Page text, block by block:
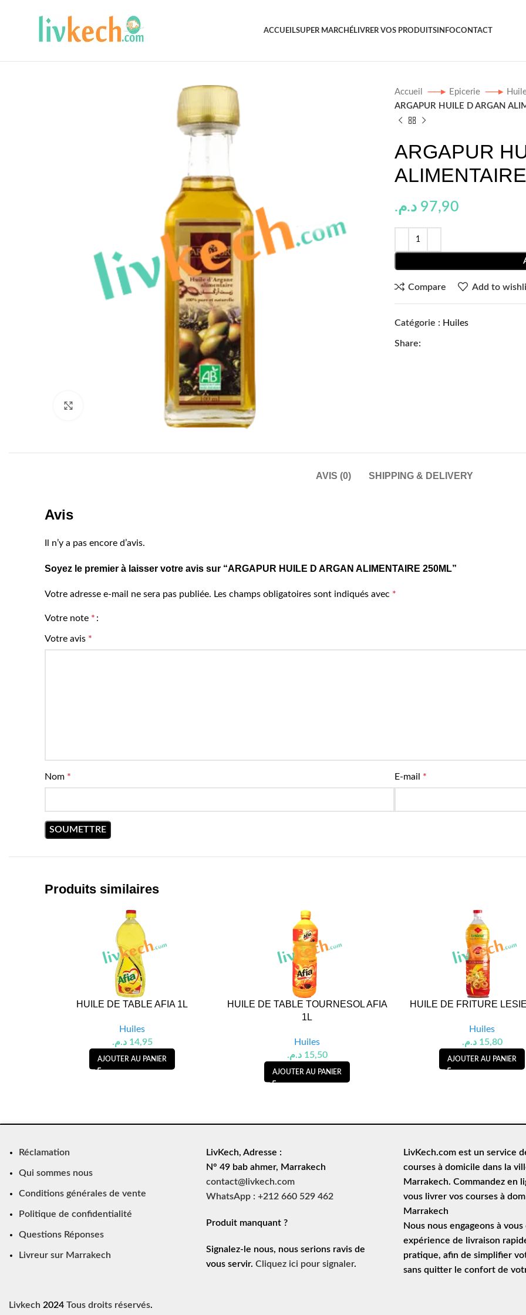
ACCUEILSUPER MARCHÉ LIVRER VOS PRODUITS INFOCONTACT
Accueil Epicerie
ARGAPUR HUILE D ARGAN
ARGAPUR
97,90 د.م.
Compare Add to
Catégorie : Huiles
Share:
AVIS (0) SHIPPING & DELIVERY
Avis
Il n’y a pas encore d’avis.
Soyez le premier à laisser votre avis sur “ARGAPUR HUILE D ARGAN ALIMENTAIRE 250ML”
Votre adresse e-mail ne sera pas publiée. Les champs obligatoires sont indiqués avec *
Votre note *
Votre avis *
Nom * E-mail *
Produits similaires
HUILE DE TABLE AFIA 1L
Huiles
14,95 د.م.
AJOUTER AU PANIER
HUILE DE TABLE TOURNESOL AFIA
1L
Huiles
15,50 د.م.
AJOUTER AU PANIER
HUILE DE FRITURE
Huiles
15,80 د.م.
AJOUTER AU PANIER
Réclamation
Qui sommes nous
Conditions générales de vente
Politique de confidentialité
Questions Réponses
Livreur sur Marrakech
LivKech, Adresse :
N° 49 bab ahmer, Marrakech
contact@livkech.com
WhatsApp : +212 660 529 462
Produit manquant ?
Signalez-le nous, nous serions ravis de
vous servir. Cliquez ici pour signaler.
LivKech.com est un service
courses à domicile dans la
Marrakech. Commandez en
vous livrer vos courses à
Marrakech
Nous nous engageons à
expérience de
livraison
pratique, afin de simplifier
sans quitter le confort de
Livkech 2024Tous droits réservés.